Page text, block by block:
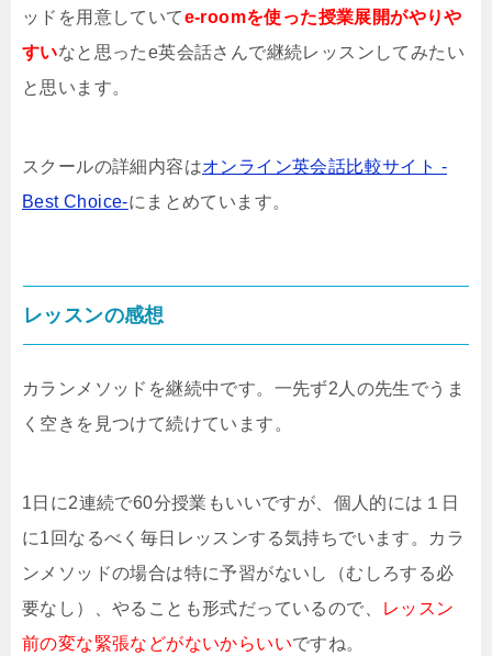
ッドを用意していてe-roomを使った授業展開がやりや
すいなと思ったe英会話さんで継続レッスンしてみたい
と思います。
スクールの詳細内容はオンライン英会話比較サイト -
Best Choice-にまとめています。
レッスンの感想
カランメソッドを継続中です。一先ず2人の先生でうま
く空きを見つけて続けています。
1日に2連続で60分授業もいいですが、個人的には１日
に1回なるべく毎日レッスンする気持ちでいます。カラ
ンメソッドの場合は特に予習がないし（むしろする必
要なし）、やることも形式だっているので、
レッスン
前の変な緊張などがないからいいですね。